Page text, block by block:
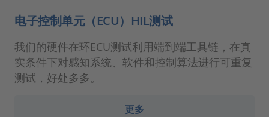
电子控制单元（ECU）HIL测试
我们的硬件在环ECU测试利用端到端工具链，在真
实条件下对感知系统、软件和控制算法进行可重复
测试，好处多多。
更多